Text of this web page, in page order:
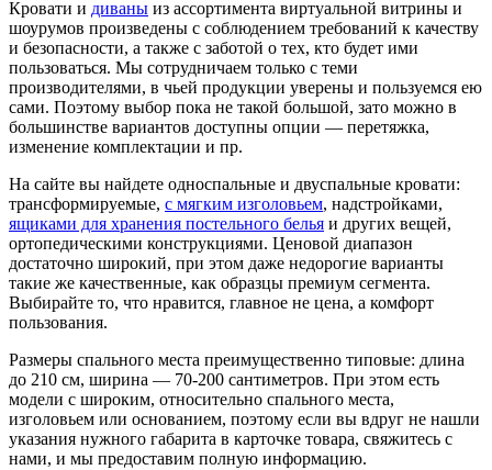
Кровати и диваны из ассортимента виртуальной витрины и
шоурумов произведены с соблюдением требований к качеству
и безопасности, а также с заботой о тех, кто будет ими
пользоваться. Мы сотрудничаем только с теми
производителями, в чьей продукции уверены и пользуемся ею
сами. Поэтому выбор пока не такой большой, зато можно в
большинстве вариантов доступны опции — перетяжка,
изменение комплектации и пр.
На сайте вы найдете односпальные и двуспальные кровати:
трансформируемые, с мягким изголовьем, надстройками,
ящиками для хранения постельного белья и других вещей,
ортопедическими конструкциями. Ценовой диапазон
достаточно широкий, при этом даже недорогие варианты
такие же качественные, как образцы премиум сегмента.
Выбирайте то, что нравится, главное не цена, а комфорт
пользования.
Размеры спального места преимущественно типовые: длина
до 210 см, ширина — 70-200 сантиметров. При этом есть
модели с широким, относительно спального места,
изголовьем или основанием, поэтому если вы вдруг не нашли
указания нужного габарита в карточке товара, свяжитесь с
нами, и мы предоставим полную информацию.